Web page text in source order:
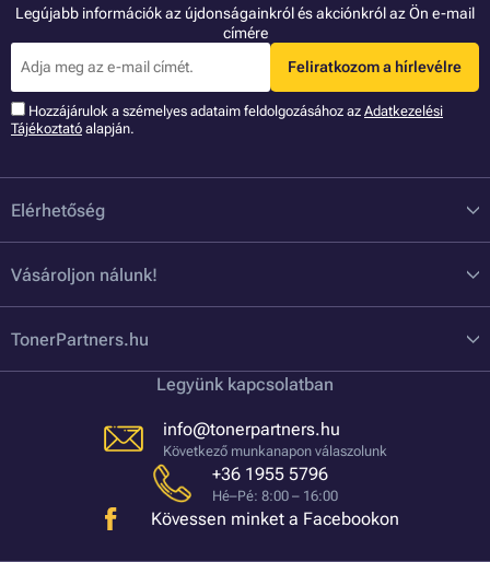
Legújabb információk az újdonságainkról és akciónkról az Ön e-mail
címére
Feliratkozom a hírlevélre
Hozzájárulok a szémelyes adataim feldolgozásához az Adatkezelési
Tájékoztató alapján.
Elérhetőség
Vásároljon nálunk!
TonerPartners.hu
Legyünk kapcsolatban
info@tonerpartners.hu
Következő munkanapon válaszolunk
+36 1955 5796
Hé–Pé: 8:00 – 16:00
Kövessen minket a Facebookon